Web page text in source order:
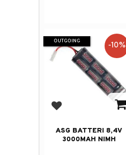
Add to favorites
ASG BATTERI 8,4V
3000MAH NIMH
10%
OUTGOING